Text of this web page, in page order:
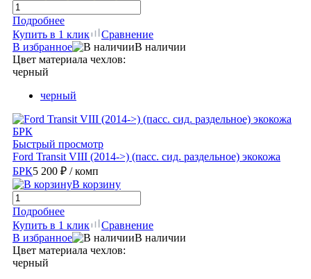
Подробнее
Купить в 1 клик
Сравнение
В избранное
В наличии
Цвет материала чехлов:
черный
черный
Быстрый просмотр
Ford Transit VIII (2014->) (пасс. сид. раздельное) экокожа
БРК5 200 ₽ / комп
В корзину
Подробнее
Купить в 1 клик
Сравнение
В избранное
В наличии
Цвет материала чехлов:
черный